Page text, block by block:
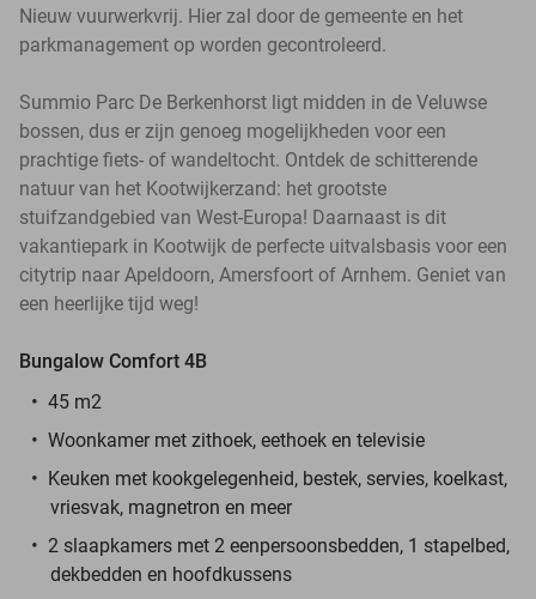
Nieuw vuurwerkvrij. Hier zal door de gemeente en het
parkmanagement op worden gecontroleerd.
Summio Parc De Berkenhorst ligt midden in de Veluwse
bossen, dus er zijn genoeg mogelijkheden voor een
prachtige fiets- of wandeltocht. Ontdek de schitterende
natuur van het Kootwijkerzand: het grootste
stuifzandgebied van West-Europa! Daarnaast is dit
vakantiepark in Kootwijk de perfecte uitvalsbasis voor een
citytrip naar Apeldoorn, Amersfoort of Arnhem. Geniet van
een heerlijke tijd weg!
Bungalow Comfort 4B
45 m2
Woonkamer met zithoek, eethoek en televisie
Keuken met kookgelegenheid, bestek, servies, koelkast,
vriesvak, magnetron en meer
2 slaapkamers met 2 eenpersoonsbedden, 1 stapelbed,
dekbedden en hoofdkussens